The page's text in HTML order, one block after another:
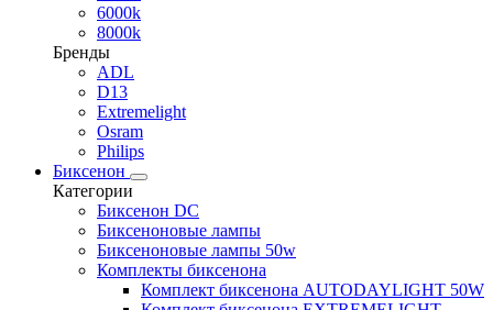
6000k
8000k
Бренды
ADL
D13
Extremelight
Osram
Philips
Биксенон
Категории
Биксенон DC
Биксеноновые лампы
Биксеноновые лампы 50w
Комплекты биксенона
Комплект биксенона AUTODAYLIGHT 50W